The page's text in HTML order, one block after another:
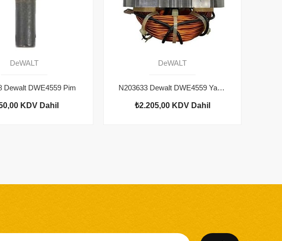
DeWALT
Dewalt DWE4559 Pim
KDV Dahil
DeWALT
N203633 Dewalt DWE4559 Yastık
₺2.205,00 KDV Dahil